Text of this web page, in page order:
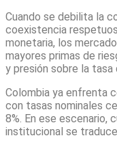
Cuando se debilita la
coexistencia
monetaria, los
mayores primas de
y presión sobre la tasa
Colombia ya enfrenta
con tasas nominales
8%. En ese escenario,
institucional se